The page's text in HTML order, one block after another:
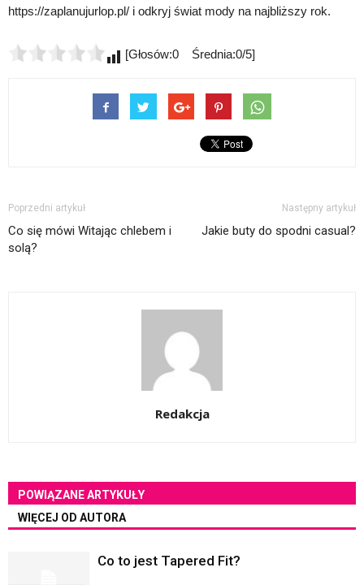
https://zaplanujurlop.pl/ i odkryj świat mody na najbliższy rok.
[Głosów:0 Średnia:0/5]
Poprzedni artykuł
Co się mówi Witając chlebem i
solą?
Następny artykuł
Jakie buty do spodni casual?
Redakcja
POWIĄZANE ARTYKUŁY
WIĘCEJ OD AUTORA
Co to jest Tapered Fit?